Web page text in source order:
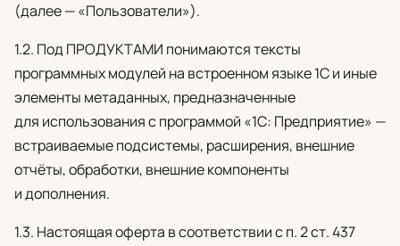
(далее — «Пользователи»).
1.2. Под ПРОДУКТАМИ понимаются тексты
программных модулей на встроенном языке 1С и иные
элементы метаданных, предназначенные
для использования с программой «1С: Предприятие» —
встраиваемые подсистемы, расширения, внешние
отчёты, обработки, внешние компоненты
и дополнения.
1.3. Настоящая оферта в соответствии с п. 2 ст. 437